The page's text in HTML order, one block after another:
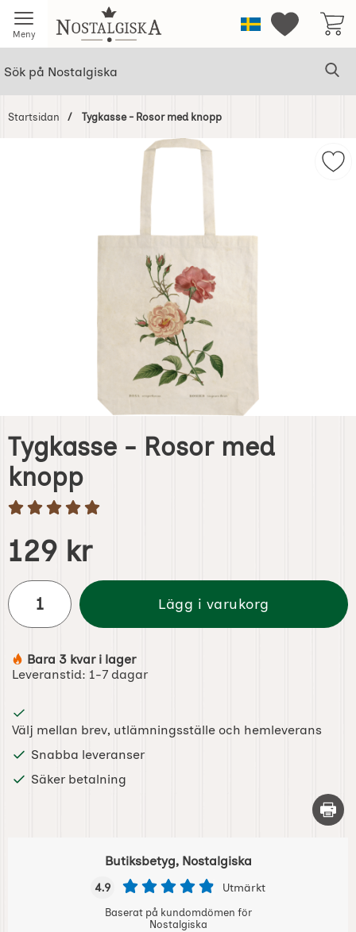
Meny Startsidan för NostalgiskaSverigeMina
Startsidan Tygkasse - Rosor med knopp
Tygkasse - Rosor med
knopp
Handla denna produkt Tygkasse - Rosor med knopp
pris
129 kr
antal
Lägg i varukorg
Tillgänglighet:
Bara 3 kvar i lager
Leveranstid: 1-7 dagar
Välj mellan brev, utlämningsställe och hemleverans
Snabba leveranser
Säker betalning
Skriv
Butiksbetyg, Nostalgiska
4.9 Utmärkt
Baserat på kundomdömen för
Nostalgiska